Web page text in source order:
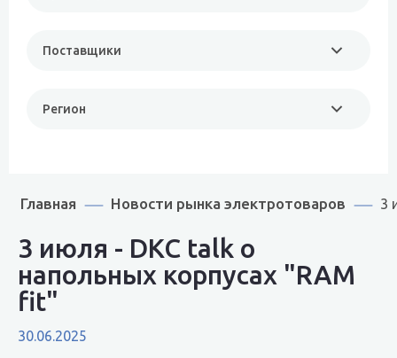
Поставщики
Регион
Главная Новости рынка электротоваров 3
3 июля - DKC talk о
напольных корпусах "RAM
fit"
30.06.2025